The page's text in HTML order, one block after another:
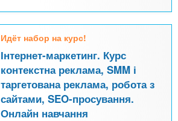
Идёт набор на курс!
Інтернет-маркетинг. Курс
контекстна реклама, SMM і
таргетована реклама, робота з
сайтами, SEO-просування.
Онлайн навчання